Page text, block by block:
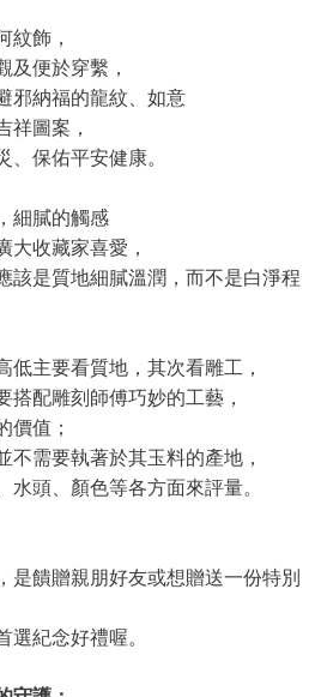
紋飾，
及便於穿繫，
邪納福的龍紋、如意
祥圖案，
、保佑平安健康。
細膩的觸感
大收藏家喜愛，
該是質地細膩溫潤，而不是白淨程
低主要看質地，其次看雕工，
搭配雕刻師傅巧妙的工藝，
價值；
不需要執著於其玉料的產地，
水頭、顏色等各方面來評量。
是饋贈親朋好友或想贈送一份特別
選紀念好禮喔。